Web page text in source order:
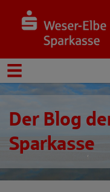
Der Blog
Sparkasse